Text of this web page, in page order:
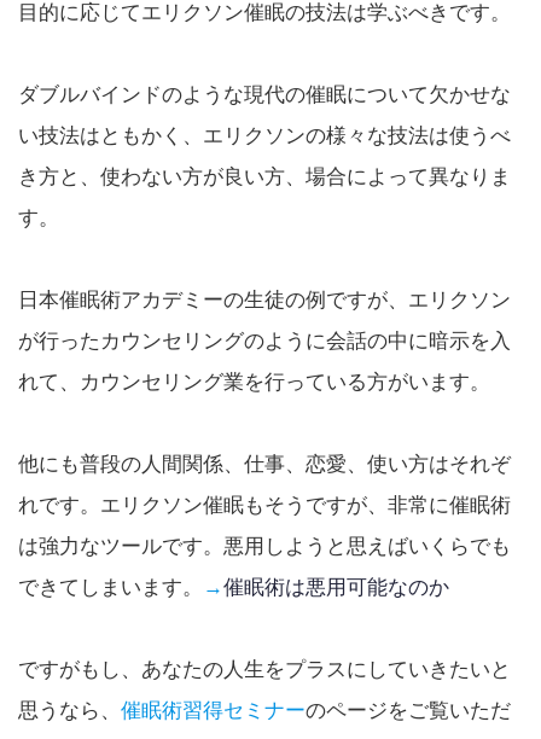
目的に応じてエリクソン催眠の技法は学ぶべきです。
ダブルバインドのような現代の催眠について欠かせな
い技法はともかく、エリクソンの様々な技法は使うべ
き方と、使わない方が良い方、場合によって異なりま
す。
日本催眠術アカデミーの生徒の例ですが、エリクソン
が行ったカウンセリングのように会話の中に暗示を入
れて、カウンセリング業を行っている方がいます。
他にも普段の人間関係、仕事、恋愛、使い方はそれぞ
れです。エリクソン催眠もそうですが、非常に催眠術
は強力なツールです。悪用しようと思えばいくらでも
できてしまいます。
→催眠術は悪用可能なのか
ですがもし、あなたの人生をプラスにしていきたいと
思うなら、 催眠術習得セミナーのページをご覧いただ